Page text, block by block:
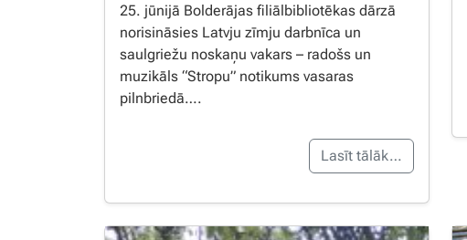
25. jūnijā Bolderājas filiālbibliotēkas dārzā
norisināsies Latvju zīmju darbnīca un
saulgriežu noskaņu vakars – radošs un
muzikāls “Stropu” notikums vasaras
pilnbriedā….
Lasīt tālāk…